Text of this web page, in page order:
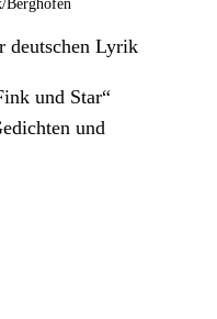
Berghofen
deutschen Lyrik
und Star“
und